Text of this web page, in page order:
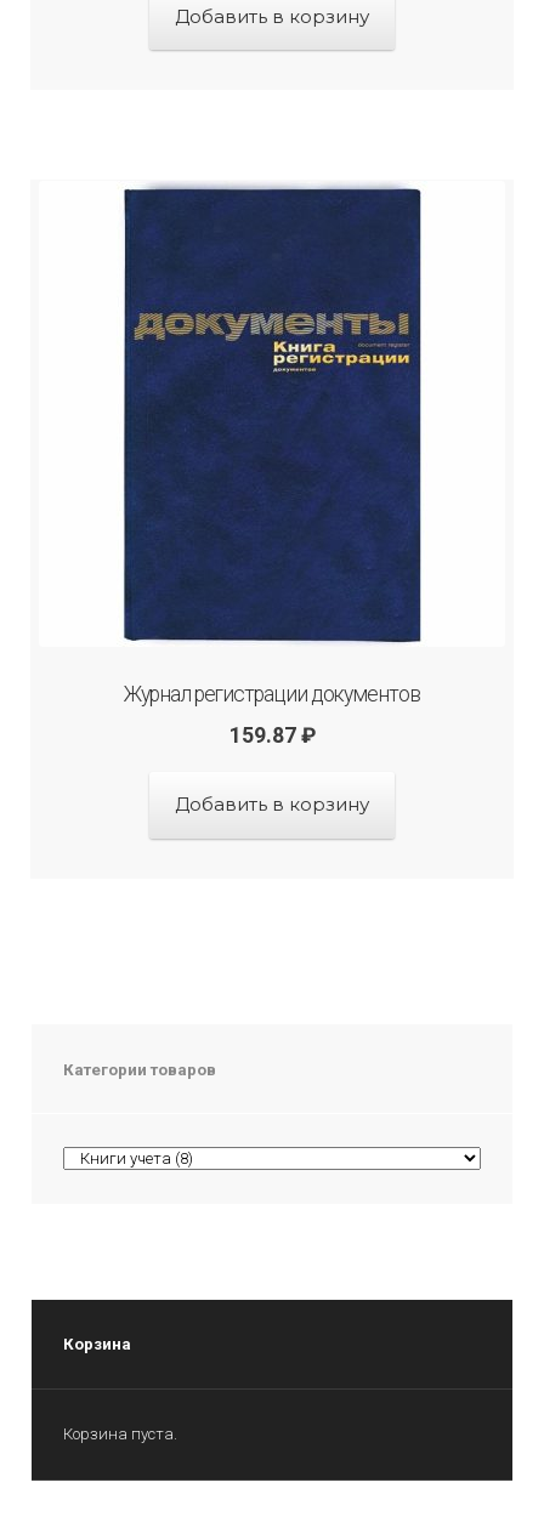
Добавить в корзину
Журнал регистрации документов
159.87 ₽
Добавить в корзину
Категории товаров
Корзина
Корзина пуста.